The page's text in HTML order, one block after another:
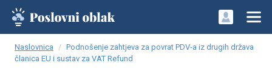
Naslovnica
Podnošenje zahtjeva za povrat PDV-a iz drugih država
članica EU i sustav za VAT Refund